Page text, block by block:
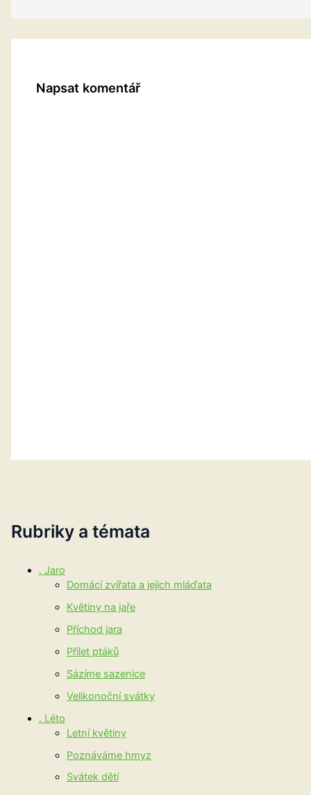
Rubriky a témata
. Jaro
Domácí zvířata a jejich mláďata
Květiny na jaře
Příchod jara
Přílet ptáků
Sázíme sazenice
Velikonoční svátky
. Léto
Letní květiny
Poznáváme hmyz
Svátek dětí
Napsat komentář